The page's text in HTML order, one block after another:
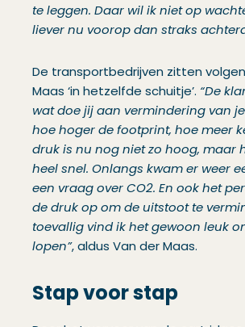
te leggen. Daar wil ik niet op
liever nu voorop dan straks
De transportbedrijven zitten
Maas ‘in hetzelfde schuitje’. “De
wat doe jij aan vermindering van
hoe hoger de footprint, hoe meer
druk is nu nog niet zo hoog, maar
heel snel. Onlangs kwam er weer
een vraag over CO2. En ook het
de druk op om de uitstoot te
toevallig vind ik het gewoon leuk
lopen”, aldus Van der Maas.
Stap voor stap